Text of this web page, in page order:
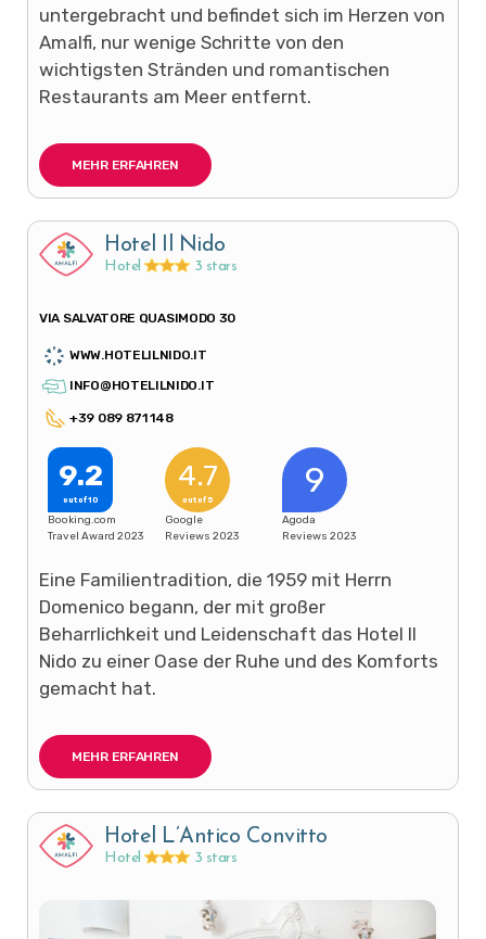
untergebracht und befindet sich im Herzen von
Amalfi, nur wenige Schritte von den
wichtigsten Stränden und romantischen
Restaurants am Meer entfernt.
MEHR ERFAHREN
Hotel Il Nido
Hotel 3 stars
VIA SALVATORE QUASIMODO 30
WWW.HOTELILNIDO.IT
INFO@HOTELILNIDO.IT
+39 089 871 148
9.2
out of 10
Booking.com
Travel Award 2023
4.7
out of 5
Google
Reviews 2023
9
Agoda
Reviews 2023
Eine Familientradition, die 1959 mit Herrn
Domenico begann, der mit großer
Beharrlichkeit und Leidenschaft das Hotel Il
Nido zu einer Oase der Ruhe und des Komforts
gemacht hat.
MEHR ERFAHREN
Hotel L’Antico Convitto
Hotel 3 stars